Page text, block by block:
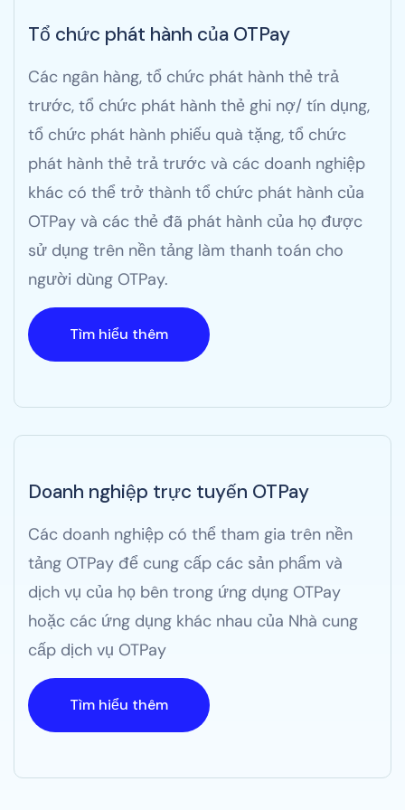
Tổ chức phát hành của OTPay
Các ngân hàng, tổ chức phát hành thẻ trả
trước, tổ chức phát hành thẻ ghi nợ/ tín dụng,
tổ chức phát hành phiếu quà tặng, tổ chức
phát hành thẻ trả trước và các doanh nghiệp
khác có thể trở thành tổ chức phát hành của
OTPay và các thẻ đã phát hành của họ được
sử dụng trên nền tảng làm thanh toán cho
người dùng OTPay.
Tìm hiểu thêm
Doanh nghiệp trực tuyến OTPay
Các doanh nghiệp có thể tham gia trên nền
tảng OTPay để cung cấp các sản phẩm và
dịch vụ của họ bên trong ứng dụng OTPay
hoặc các ứng dụng khác nhau của Nhà cung
cấp dịch vụ OTPay
Tìm hiểu thêm